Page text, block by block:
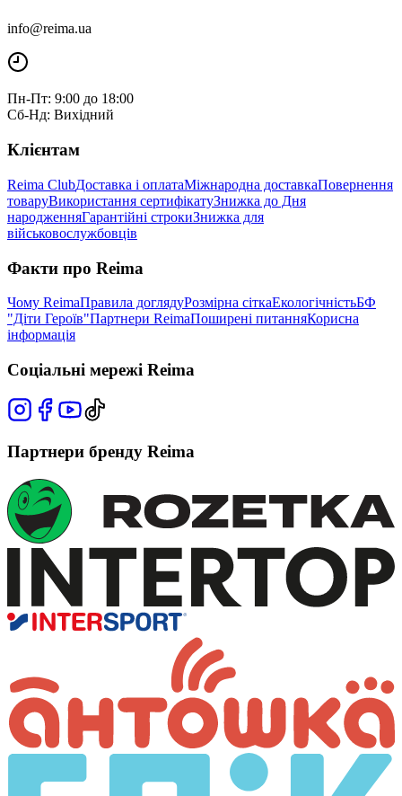
info@reima.ua
Пн-Пт: 9:00 до 18:00
Сб-Нд: Вихідний
Клієнтам
Reima ClubДоставка і оплатаМіжнародна доставкаПовернення
товаруВикористання сертифікатуЗнижка до Дня
народженняГарантійні строкиЗнижка для
військовослужбовців
Факти про Reima
Чому ReimaПравила доглядуРозмірна сіткаЕкологічністьБФ
"Діти Героїв"Партнери ReimaПоширені питанняКорисна
інформація
Соціальні мережі Reima
Партнери бренду Reima